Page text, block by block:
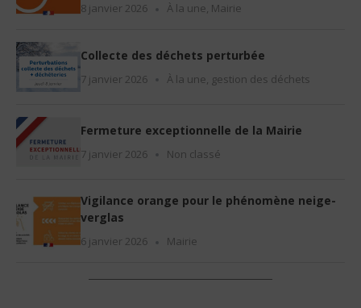
8 janvier 2026 À la une, Mairie
Collecte des déchets perturbée
7 janvier 2026 À la une gestion des déchets
Fermeture exceptionnelle de la Mairie
7 janvier 2026 Non classé
Vigilance orange pour le phénomène neige-
verglas
6 janvier 2026 Mairie